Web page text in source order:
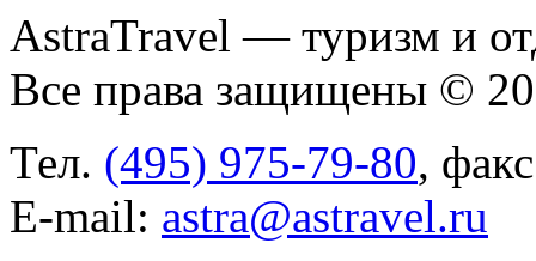
AstraTravel — туризм и
Все права защищены ©
Тел. (495) 975-79-80,
E-mail: astra@astravel.ru